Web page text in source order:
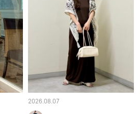
2026.08.07